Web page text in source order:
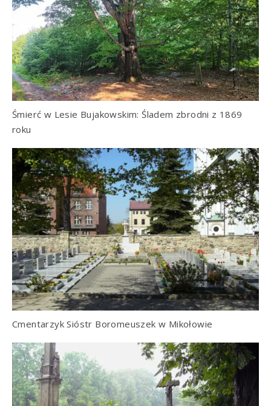
Śmierć w Lesie Bujakowskim: Śladem zbrodni z 1869
roku
Cmentarzyk Sióstr Boromeuszek w Mikołowie